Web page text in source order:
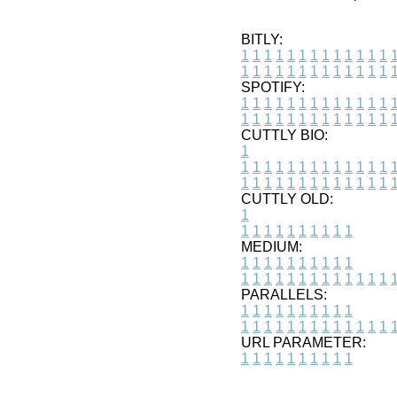
BITLY:
1 1 1 1 1 1 1 1 1 1 1 1 1 1
1 1 1 1 1 1 1 1 1 1 1 1 1 1
SPOTIFY:
1 1 1 1 1 1 1 1 1 1 1 1 1 1
1 1 1 1 1 1 1 1 1 1 1 1 1 1
CUTTLY BIO:
1
1 1 1 1 1 1 1 1 1 1 1 1 1 1
1 1 1 1 1 1 1 1 1 1 1 1 1 1
CUTTLY OLD:
1
1 1 1 1 1 1 1 1 1 1
MEDIUM:
1 1 1 1 1 1 1 1 1 1
1 1 1 1 1 1 1 1 1 1 1 1 1 1
PARALLELS:
1 1 1 1 1 1 1 1 1 1
1 1 1 1 1 1 1 1 1 1 1 1 1 1
URL PARAMETER:
1 1 1 1 1 1 1 1 1 1